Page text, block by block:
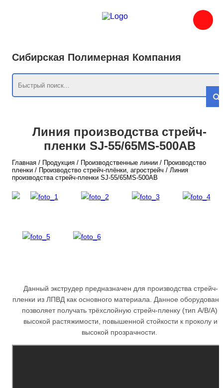
Сибирская Полимерная Компания
Линия производства стрейч-
пленки SJ-55/65MS-500АВ
Главная / Продукция / Производственные линии / Производство
пленки / Производство стрейч-плёнки, агрострейч / Линия
производства стрейч-пленки SJ-55/65MS-500АВ
Данный экструдер предназначен для производства стрейч-
пленки из ЛПВД как основного материала. Данное
позволяет получать трёхслойную стрейч-пленку (тип A/B/А)
высокой растяжимости, повышенной стойкости к проколу и
высокой прозрачности.